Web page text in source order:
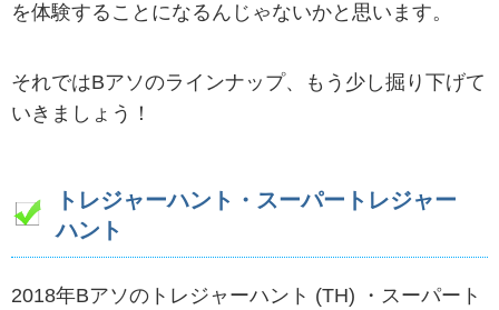
を体験することになるんじゃないかと思います。
それではBアソのラインナップ、もう少し掘り下げて
いきましょう！
トレジャーハント・スーパートレジャー
ハント
2018年Bアソのトレジャーハント (TH) ・スーパート